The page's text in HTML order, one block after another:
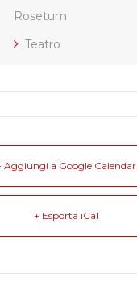
Rosetum
Teatro
Aggiungi a Google Calendar
+ Esporta iCal